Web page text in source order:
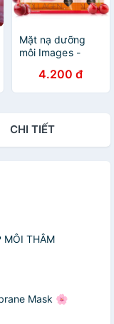
Mặt nạ dưỡng
môi Images -
trung4.200 đ
CHI TIẾT
MÔI THÂM
Mask 🌸